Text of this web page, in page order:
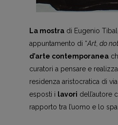
La mostradi Eugenio
appuntamento di “Art, do
d’arte contemporanea
curatori a pensare e
residenza aristocratica di
esposti i lavori dell’autore
rapporto tra l’uomo e lo